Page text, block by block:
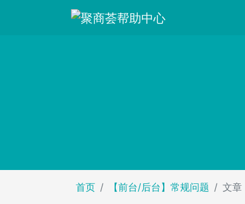
首页 【前台/后台】常规问题 文章